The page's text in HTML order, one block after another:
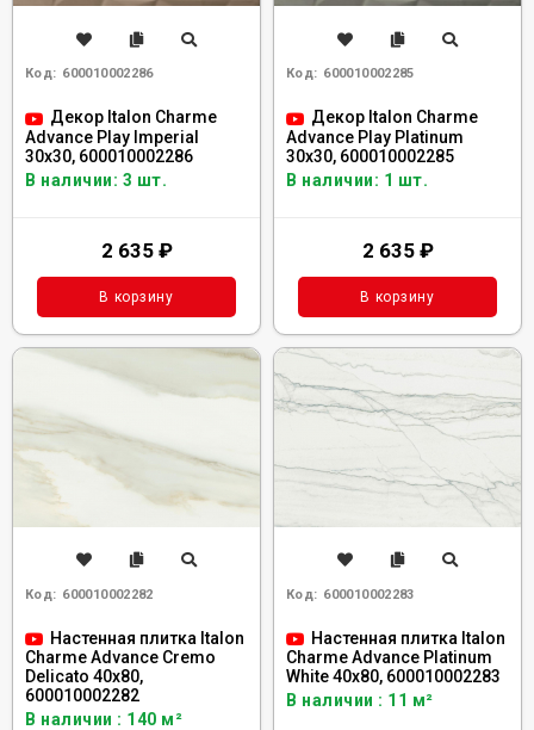
Код: 600010002286
Декор Italon Charme
Advance Play Imperial
30x30, 600010002286
В наличии: 3 шт.
2 635 ₽
В корзину
Код: 600010002285
Декор Italon Charme
Advance Play Platinum
30x30, 600010002285
В наличии: 1 шт.
2 635 ₽
В корзину
Код: 600010002282
Настенная плитка Italon
Charme Advance Cremo
Delicato 40x80,
600010002282
В наличии : 140 м²
Код: 600010002283
Настенная плитка Italon
Charme Advance Platinum
White 40x80, 600010002283
В наличии : 11 м²